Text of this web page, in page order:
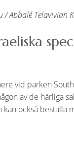
Abbalé Telavivian
vid parken
av de härliga
också